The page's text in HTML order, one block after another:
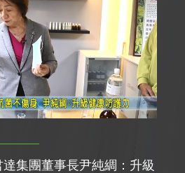
集團董事長尹純綢：升級